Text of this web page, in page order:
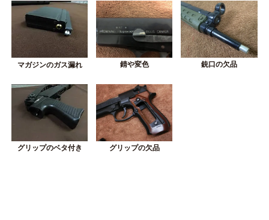
マガジンのガス漏れ 錆や変色 銃口の欠品
グリップのベタ付き グリップの欠品